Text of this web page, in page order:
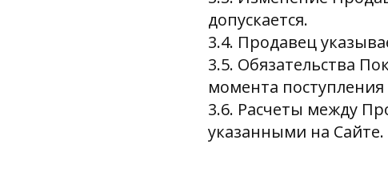
допускается.
3.4. Продавец
3.5. Обязательства
момента
3.6. Расчеты между
указанными на Сайте.